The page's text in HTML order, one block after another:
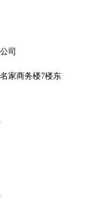
司
家商务楼7楼东